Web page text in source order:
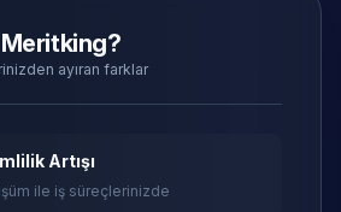
ayıran farklar
Artışı
ile iş süreçlerinizde